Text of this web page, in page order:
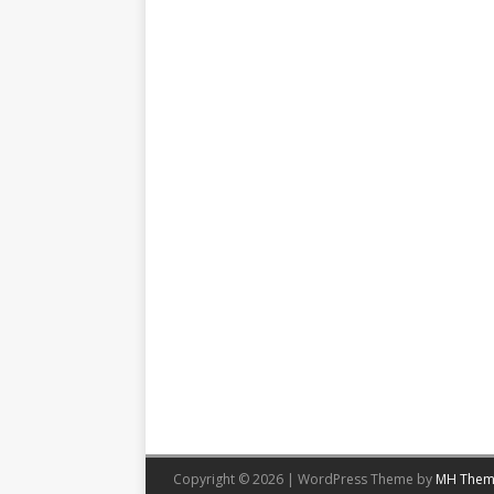
Copyright © 2026 | WordPress Theme by MH